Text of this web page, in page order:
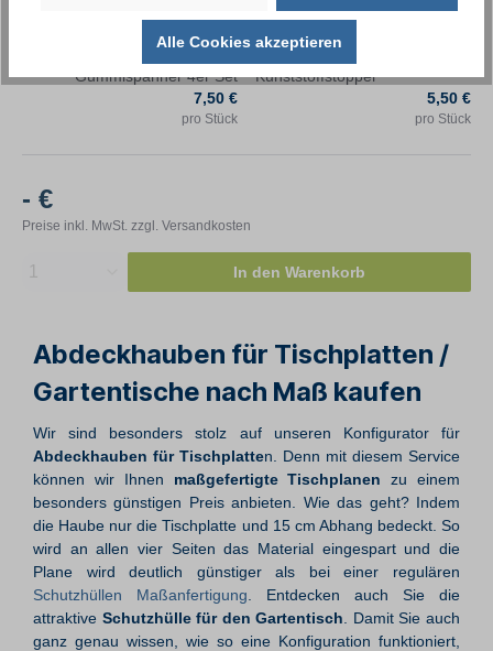
Gummispanner 4er Set
7,50 €
pro Stück
Befestigungskordel mit
Kunststoffstopper
5,50 €
pro Stück
- €
Preise inkl. MwSt. zzgl. Versandkosten
1 In den Warenkorb
Abdeckhauben für Tischplatten /
Gartentische nach Maß kaufen
Wir sind besonders stolz auf unseren Konfigurator für
Abdeckhauben für Tischplatten. Denn mit diesem Service
können wir Ihnen maßgefertigte Tischplanen zu einem
besonders günstigen Preis anbieten. Wie das geht? Indem
die Haube nur die Tischplatte und 15 cm Abhang bedeckt. So
wird an allen vier Seiten das Material eingespart und die
Plane wird deutlich günstiger als bei einer regulären
Schutzhüllen Maßanfertigung . Entdecken auch Sie die
attraktive Schutzhülle für den Gartentisch . Damit Sie auch
ganz genau wissen, wie so eine Konfiguration funktioniert,
Alle Cookies akzeptieren